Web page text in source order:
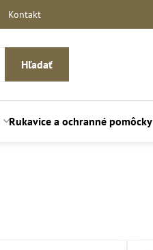
Kontakt
Hľadať
Rukavice a ochranné pomôcky